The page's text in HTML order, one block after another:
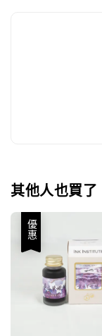
其他人也買了
優惠